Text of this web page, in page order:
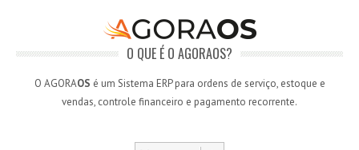
O QUE É O AGORAOS?
O AGORAOS é um Sistema ERP para ordens de serviço, estoque e
vendas, controle financeiro e pagamento recorrente.